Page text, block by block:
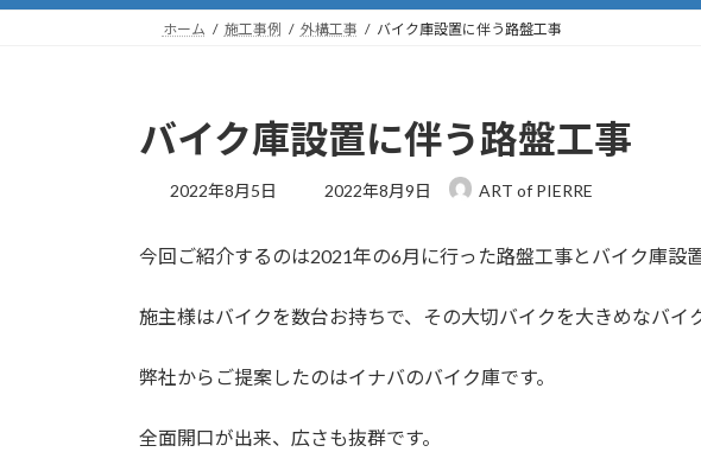
ホーム 施工事例 外構工事 バイク庫設置に伴う路盤工事
バイク庫設置に伴う路盤工事
2022年8月5日
最
新
時
:
2022年8月9日 ART of PIERRE
今回ご紹介するのは2021年の6月に行った路盤工事とバイク庫設置
施主様はバイクを数台お持ちで、その大切バイクを大きめなバイ
弊社からご提案したのはイナバのバイク庫です。
全面開口が出来、広さも抜群です。